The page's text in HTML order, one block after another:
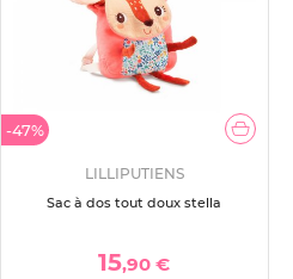
-47%
LILLIPUTIENS
Sac à dos tout doux stella
15,90 €